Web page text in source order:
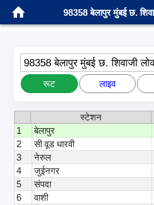
98358 बेलापुर मुंबई छ.
98358 बेलापुर मुंबई छ. शिवाजी
रूट लाइव
स्टेशन
1
बेलापुर
2
सी वूड धारवी
3
नेरुल
4
जुईनगर
5
संपदा
6
वाशी